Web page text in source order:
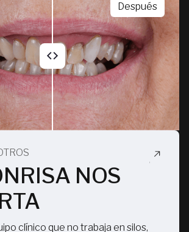
Después
NOS
clínico que no trabaja en silos,